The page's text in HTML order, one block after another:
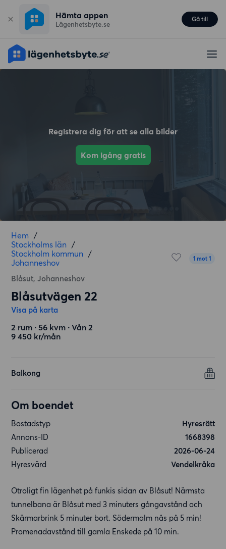
Hämta appen
Lägenhetsbyte.se
Gå till
Registrera dig för att se alla bilder
Kom igång gratis
Hem /
Stockholms län /
Stockholm kommun /
Johanneshov
Blåsut, Johanneshov
1 mot 1
Blåsutvägen 22
Visa på karta
2 rum ∙ 56 kvm ∙ Vån 2
9 450 kr/mån
Balkong
Om boendet
Bostadstyp
Hyresrätt
Annons-ID
1668398
Publicerad
2026-06-24
Hyresvärd
Vendelkråka
Otroligt fin lägenhet på funkis sidan av Blåsut! Närmsta
tunnelbana är Blåsut med 3 minuters gångavstånd och
Skärmarbrink 5 minuter bort. Södermalm nås på 5 min!
Promenadavstånd till gamla Enskede på 10 min.